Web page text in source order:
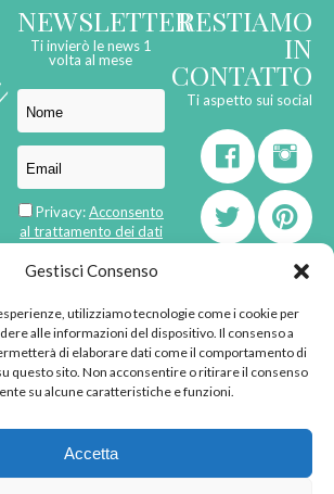
Gestisci Consenso
utilizziamo tecnologie come i cookie per
alle informazioni del dispositivo. Il consenso a
di elaborare dati come il comportamento di
questo sito. Non acconsentire o ritirare il consenso
su alcune caratteristiche e funzioni.
Accetta
NEWSLETTER
Ti invierò le news 1
volta al mese
Privacy:Acconsento
al trattamento dei dati
RESTIAMO
IN
CONTATTO
Ti aspetto sui social
born inMaMaStudiOs